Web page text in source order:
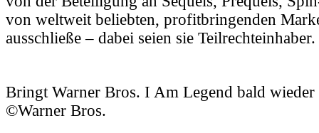
von weltweit beliebten, profitbringenden
ausschließe – dabei seien sie Teilrechteinhaber.
Bringt Warner Bros. I Am Legend bald wieder
©Warner Bros.